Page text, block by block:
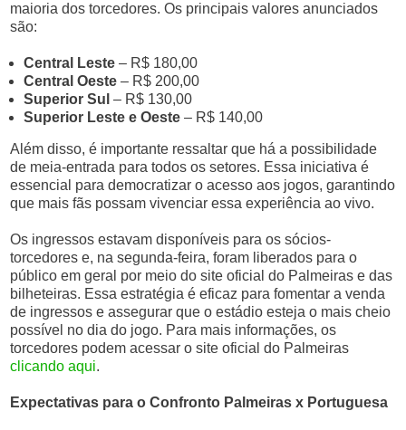
maioria dos torcedores. Os principais valores anunciados
são:
Central Leste – R$ 180,00
Central Oeste – R$ 200,00
Superior Sul – R$ 130,00
Superior Leste e Oeste – R$ 140,00
Além disso, é importante ressaltar que há a possibilidade
de meia-entrada para todos os setores. Essa iniciativa é
essencial para democratizar o acesso aos jogos, garantindo
que mais fãs possam vivenciar essa experiência ao vivo.
Os ingressos estavam disponíveis para os sócios-
torcedores e, na segunda-feira, foram liberados para o
público em geral por meio do site oficial do Palmeiras e das
bilheteiras. Essa estratégia é eficaz para fomentar a venda
de ingressos e assegurar que o estádio esteja o mais cheio
possível no dia do jogo. Para mais informações, os
torcedores podem acessar o site oficial do Palmeiras
clicando aqui.
Expectativas para o Confronto Palmeiras x Portuguesa